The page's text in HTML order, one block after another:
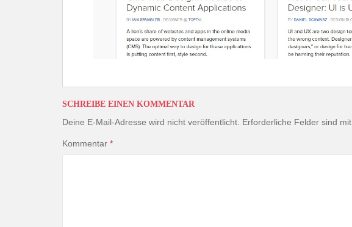
SCHREIBE EINEN KOMMENTAR
Deine E-Mail-Adresse wird nicht veröffentlicht. Erforderliche Felder sind mit
Kommentar *